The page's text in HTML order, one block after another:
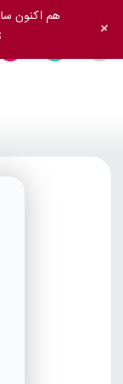
هم اکنون
+